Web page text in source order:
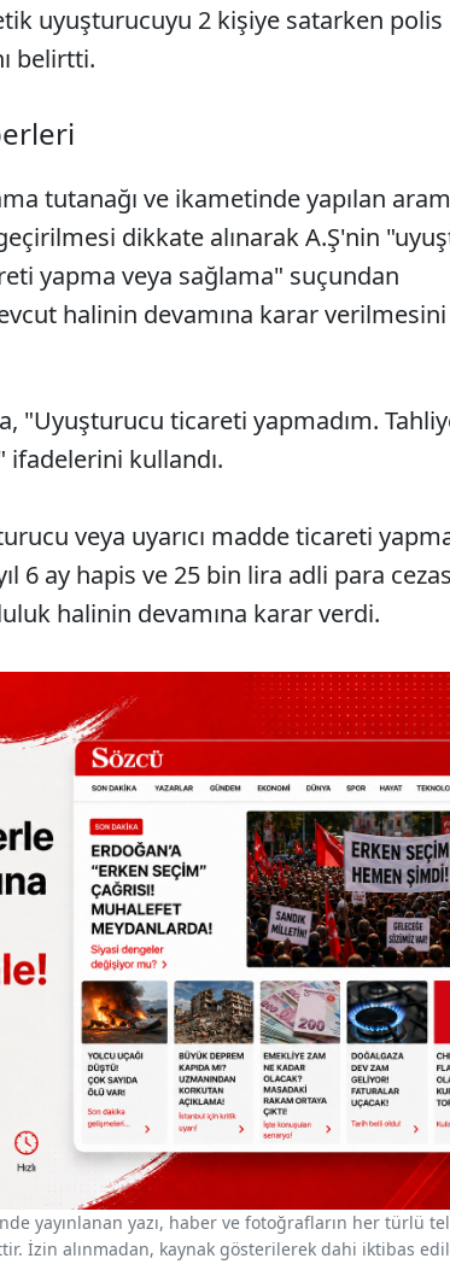
uyuşturucuyu 2 kişiye satarken polis
belirtti.
tutanağı ve ikametinde yapılan
dikkate alınarak A.Ş'nin
yapma veya sağlama" suçundan
halinin devamına karar
"Uyuşturucu ticareti yapmadım.
kullandı.
veya uyarıcı madde ticareti
6 ay hapis ve 25 bin lira adli para
halinin devamına karar verdi.
yayınlanan yazı, haber ve fotoğrafların her türlü
İzin alınmadan, kaynak gösterilerek dahi iktibas